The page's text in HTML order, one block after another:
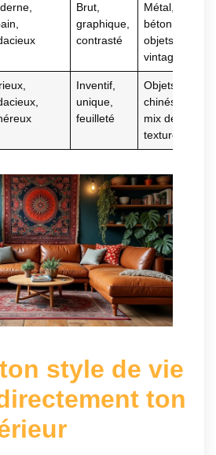
Brut,
graphique,
contrasté
Métal,
béton,
objets
vintage
Inventif,
unique,
feuilleté
Objets
chinés,
mix de
textures
style de vie
ton